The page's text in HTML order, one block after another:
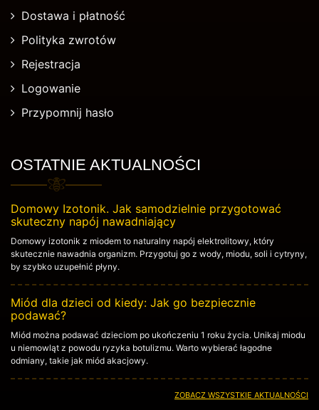
Dostawa i płatność
Polityka zwrotów
Rejestracja
Logowanie
Przypomnij hasło
OSTATNIE AKTUALNOŚCI
Domowy Izotonik. Jak samodzielnie przygotować
skuteczny napój nawadniający
Domowy izotonik z miodem to naturalny napój elektrolitowy, który
skutecznie nawadnia organizm. Przygotuj go z wody, miodu, soli i cytryny,
by szybko uzupełnić płyny.
Miód dla dzieci od kiedy: Jak go bezpiecznie
podawać?
Miód można podawać dzieciom po ukończeniu 1 roku życia. Unikaj miodu
u niemowląt z powodu ryzyka botulizmu. Warto wybierać łagodne
odmiany, takie jak miód akacjowy.
ZOBACZ WSZYSTKIE AKTUALNOŚCI